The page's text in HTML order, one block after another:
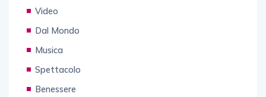
Video
Dal Mondo
Musica
Spettacolo
Benessere